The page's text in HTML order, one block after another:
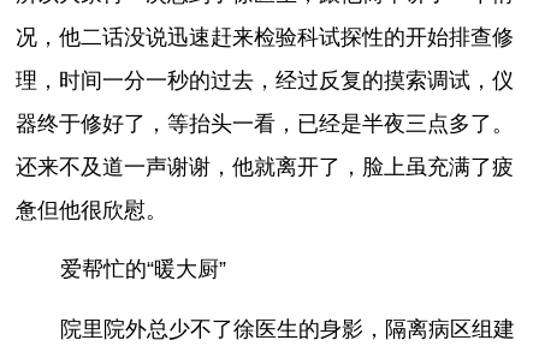
况，他二话没说迅速赶来检验科试探性的开始排查修
理，时间一分一秒的过去，经过反复的摸索调试，仪
器终于修好了，等抬头一看，已经是半夜三点多了。
还来不及道一声谢谢，他就离开了，脸上虽充满了疲
惫但他很欣慰。
爱帮忙的“暖大厨”
院里院外总少不了徐医生的身影，隔离病区组建